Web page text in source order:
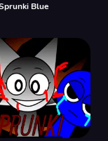
Blue